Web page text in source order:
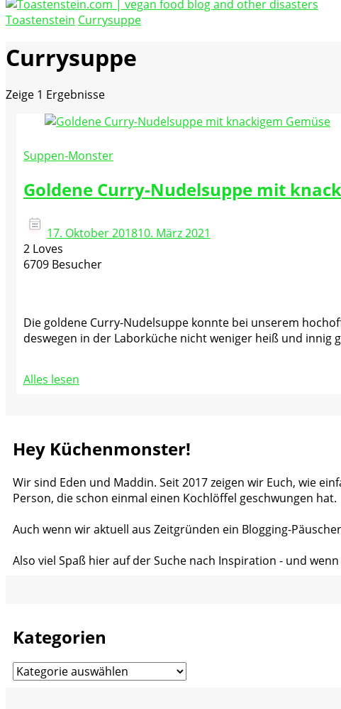
Toastenstein.com
Toastenstein Currysuppe
Currysuppe
Zeige 1 Ergebnisse
Suppen-Monster
Goldene Curry-Nudelsuppe mit
17. Oktober 201810. März 2021
2 Loves
6709 Besucher
Die goldene Curry-Nudelsuppe konnte bei unserem
deswegen in der Laborküche nicht weniger heiß und
Alles lesen
Hey Küchenmonster!
Wir sind Eden und Maddin. Seit 2017 zeigen wir Euch, wie
Person, die schon einmal einen Kochlöffel geschwungen hat.
Auch wenn wir aktuell aus Zeitgründen ein Blogging-
Also viel Spaß hier auf der Suche nach Inspiration - und
Kategorien
Kategorien